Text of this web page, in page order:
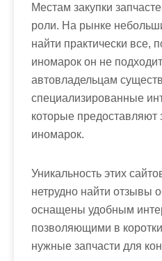
Местам закупки
роли. На рынке
найти практически все,
иномарок он не
автовладельцам
специализированные
которые предоставляют
иномарок.
Уникальность этих
нетрудно найти отзывы
оснащены удобным
позволяющими в
нужные запчасти для